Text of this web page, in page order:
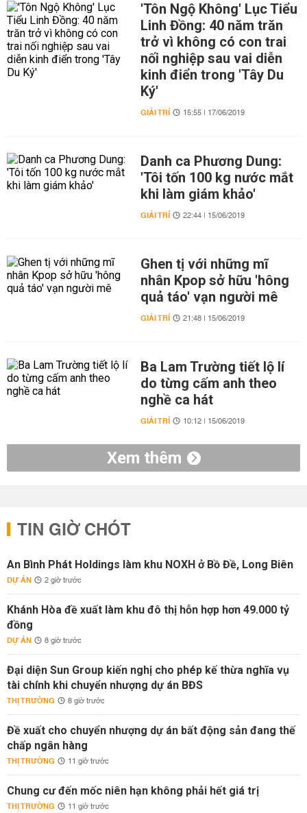
'Tôn Ngộ Không' Lục Tiểu
Linh Đồng: 40 năm trăn
trở vì không có con trai
nối nghiệp sau vai diễn
kinh điển trong 'Tây Du
Ký'
GIẢI TRÍ 15:55 | 17/06/2019
Danh ca Phương Dung:
'Tôi tốn 100 kg nước mắt
khi làm giám khảo'
GIẢI TRÍ 22:44 | 15/06/2019
Ghen tị với những mĩ
nhân Kpop sở hữu 'hông
quả táo' vạn người mê
GIẢI TRÍ 21:48 | 15/06/2019
Ba Lam Trường tiết lộ lí
do từng cấm anh theo
nghề ca hát
GIẢI TRÍ 10:12 | 15/06/2019
Xem thêm
TIN GIỜ CHÓT
An Bình Phát Holdings làm khu NOXH ở Bồ Đề, Long Biên
DỰ ÁN 2 giờ trước
Khánh Hòa đề xuất làm khu đô thị hỗn hợp hơn 49.000 tỷ
đồng
DỰ ÁN 8 giờ trước
Đại diện Sun Group kiến nghị cho phép kế thừa nghĩa vụ
tài chính khi chuyển nhượng dự án BĐS
THỊ TRƯỜNG 8 giờ trước
Đề xuất cho chuyển nhượng dự án bất động sản đang thế
chấp ngân hàng
THỊ TRƯỜNG 11 giờ trước
Chung cư đến mốc niên hạn không phải hết giá trị
THỊ TRƯỜNG 11 giờ trước